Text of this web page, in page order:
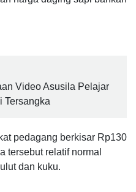
Video Asusila Pelajar
Tersangka
pedagang berkisar Rp130
tersebut relatif normal
dan kuku.